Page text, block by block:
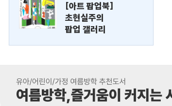
[아트 팝업북]
초현실주의
팝업 갤러리